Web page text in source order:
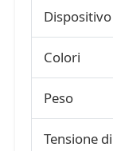
Schermo di
Colori
Peso
Tensione